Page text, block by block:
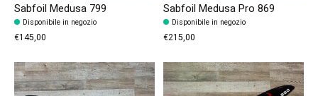
Sabfoil Medusa 799
Disponibile in negozio
€145,00
Sabfoil Medusa Pro 869
Disponibile in negozio
€215,00